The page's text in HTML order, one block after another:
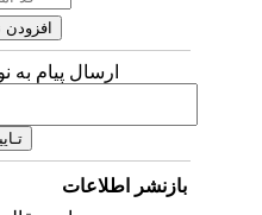
ارسال پیام به
بازنشر اطلاعات